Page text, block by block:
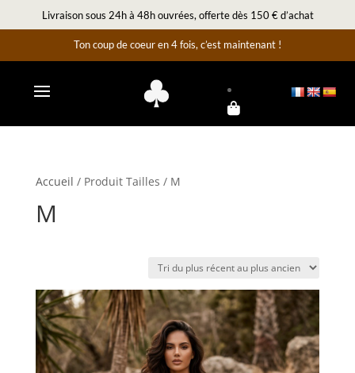
Livraison sous 24h à 48h ouvrées, offerte dès 150 € d’achat
Ton coup de coeur en 4 fois, c’est maintenant !
Accueil / Produit Tailles / M
M